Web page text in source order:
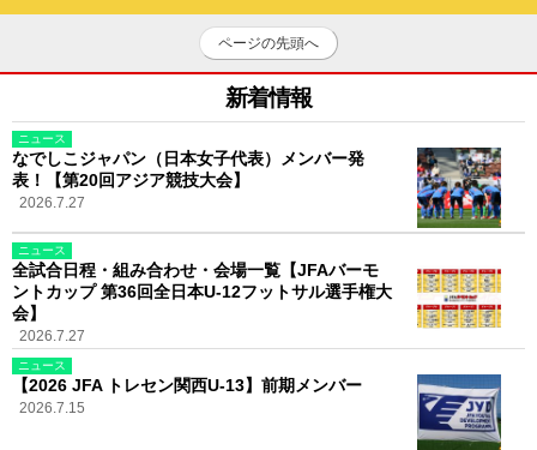
ページの先頭へ
新着情報
ニュース
なでしこジャパン（日本女子代表）メンバー発
表！【第20回アジア競技大会】
2026.7.27
ニュース
全試合日程・組み合わせ・会場一覧【JFAバーモ
ントカップ 第36回全日本U-12フットサル選手権大
会】
2026.7.27
ニュース
【2026 JFA トレセン関西U-13】前期メンバー
2026.7.15